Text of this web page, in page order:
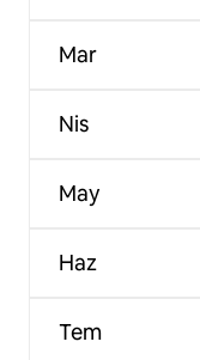
Mar
Nis
May
Haz
Tem